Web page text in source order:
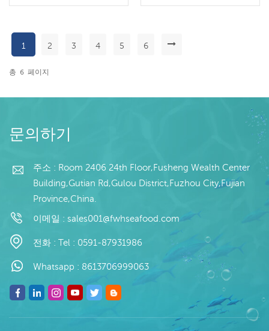
스: 청소 글레이징: IQF
방, 10kg / 짠 가방 (맞춤형)
판매 모델: 도매/수출 최소.
주문: 20피트 컨테이너 / 40
자 TT / С확인된 취소 불가
없음 유약: BQF 40%(맞춤
도매/수출 최소. 주문: 20피
1 2 3 4 5 6
총 6 페이지
문의하기
주소 : Room 2406 24th Floor,Fusheng Wealth Center
Building,Gutian Rd,Gulou District,Fuzhou City,Fujian
Province,China.
이메일 : sales001@fwhseafood.com
전화 : Tel : 0591-87931986
Whatsapp : 8613706999063